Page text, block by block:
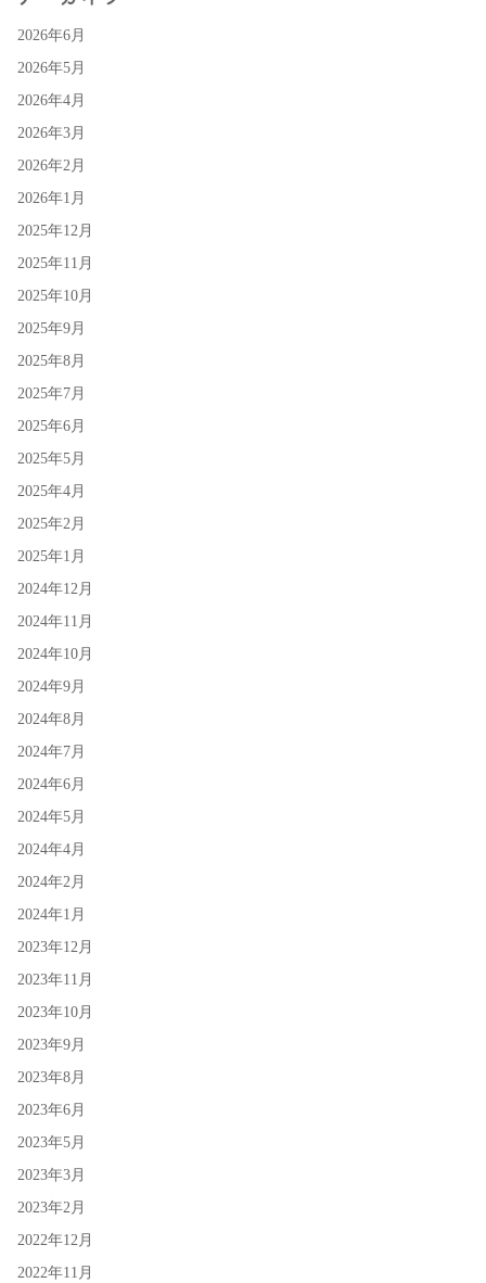
2026年6月
2026年5月
2026年4月
2026年3月
2026年2月
2026年1月
2025年12月
2025年11月
2025年10月
2025年9月
2025年8月
2025年7月
2025年6月
2025年5月
2025年4月
2025年2月
2025年1月
2024年12月
2024年11月
2024年10月
2024年9月
2024年8月
2024年7月
2024年6月
2024年5月
2024年4月
2024年2月
2024年1月
2023年12月
2023年11月
2023年10月
2023年9月
2023年8月
2023年6月
2023年5月
2023年3月
2023年2月
2022年12月
2022年11月